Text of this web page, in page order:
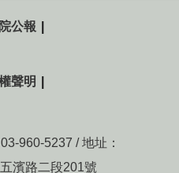
公報
聲明
960-5237 / 地址：
濱路二段201號